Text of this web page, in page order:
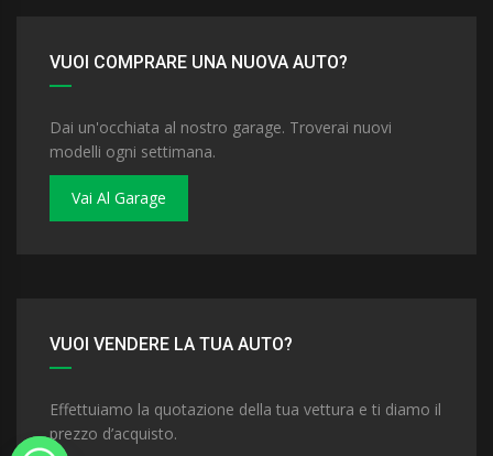
VUOI COMPRARE UNA NUOVA AUTO?
Dai un'occhiata al nostro garage. Troverai nuovi
modelli ogni settimana.
Vai Al Garage
VUOI VENDERE LA TUA AUTO?
Effettuiamo la quotazione della tua vettura e ti diamo il
prezzo d’acquisto.